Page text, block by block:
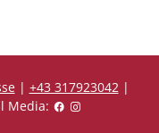
| +43 317923042|
Media: